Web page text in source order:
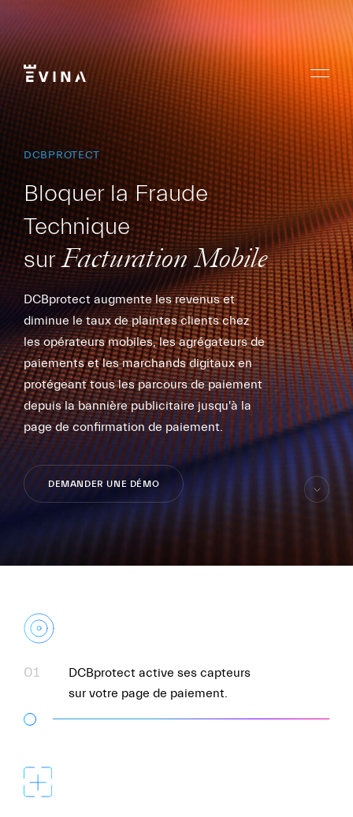
Evina
Menu
FR
DCBPROTECT
Bloquer la Fraude
Technique
surFacturation Mobile
DCBprotect augmente les revenus et
diminue le taux de plaintes clients chez
les opérateurs mobiles, les agrégateurs de
paiements et les marchands digitaux en
protégeant tous les parcours de paiement
depuis la bannière publicitaire jusqu'à la
page de confirmation de paiement.
DEMANDER UNE DÉMO
01
DCBprotect active ses capteurs
sur votre page de paiement.